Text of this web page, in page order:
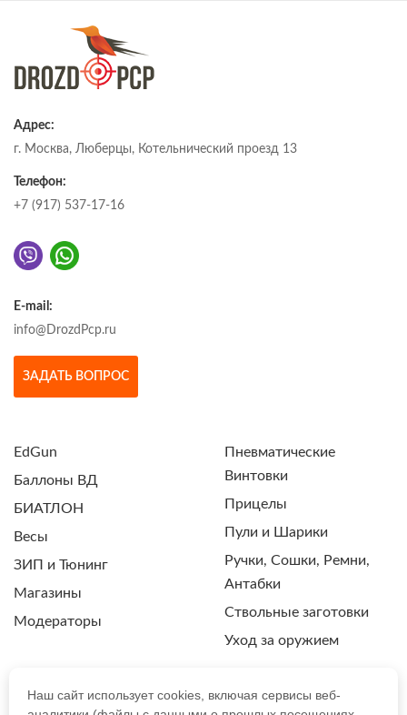
Адрес:
г. Москва, Люберцы, Котельнический проезд 13
Телефон:
+7 (917) 537-17-16
E-mail:
info@DrozdPcp.ru
ЗАДАТЬ ВОПРОС
EdGun
Баллоны ВД
БИАТЛОН
Весы
ЗИП и Тюнинг
Магазины
Модераторы
Пневматические
Винтовки
Прицелы
Пули и Шарики
Ручки, Сошки, Ремни,
Антабки
Ствольные заготовки
Уход за оружием
Наш сайт использует cookies, включая сервисы веб-